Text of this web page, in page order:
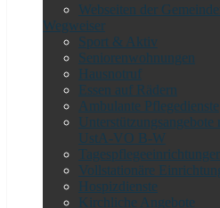
Webseiten der
Wegweiser
Sport & Aktiv
Seniorenwohnungen
Hausnotruf
Essen auf Rädern
Ambulante Pflegedienste
UstA-VO B-W
Vollstationäre
Hospizdienste
Kirchliche Angebote